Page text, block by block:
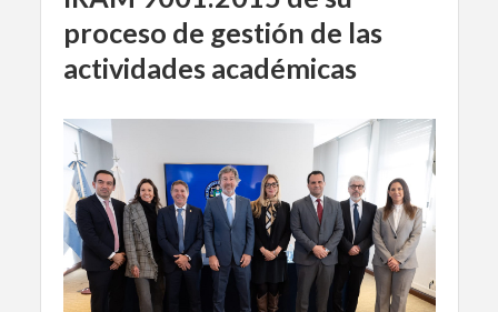
proceso de gestión de las
actividades académicas